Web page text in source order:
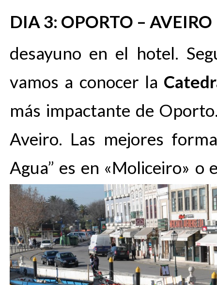
DIA 3: OPORTO – AVEIRO
desayuno en el hotel.
vamos a conocer la
más impactante de
Aveiro. Las mejores
Agua” es en «Moliceiro»